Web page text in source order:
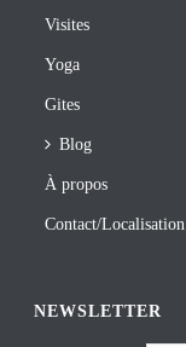
Visites
Yoga
Gites
Blog
À propos
Contact/Localisation
NEWSLETTER